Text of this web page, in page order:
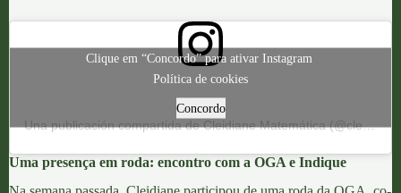
Una publicación compartida de Cleidiane Matemática (@cleidianematematica)
Clique em “Concordo” para ativar Instagram
Política de cookies
Concordo
Uma presença em roda: encontro com a OGA e Indique